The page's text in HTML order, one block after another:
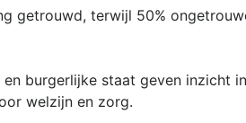
getrouwd, terwijl 50%
burgerlijke staat geven inzicht
welzijn en zorg.